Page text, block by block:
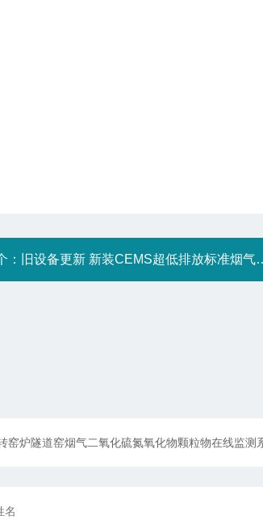
： 旧设备更新 新装CEMS超低排放标准烟气在线监测系统